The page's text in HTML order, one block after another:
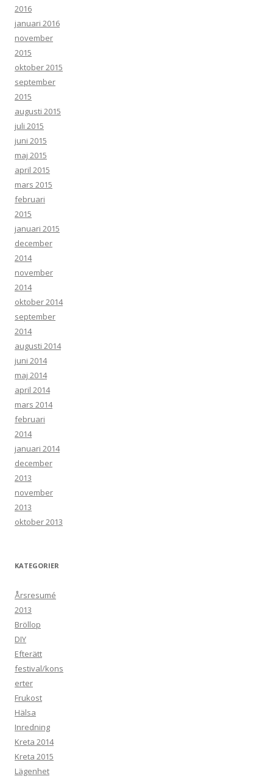
2016
januari 2016
november
2015
oktober 2015
september
2015
augusti 2015
juli 2015
juni 2015
maj 2015
april 2015
mars 2015
februari
2015
januari 2015
december
2014
november
2014
oktober 2014
september
2014
augusti 2014
juni 2014
maj 2014
april 2014
mars 2014
februari
2014
januari 2014
december
2013
november
2013
oktober 2013
KATEGORIER
Årsresumé
2013
Bröllop
DIY
Efterätt
festival/kons
erter
Frukost
Hälsa
Inredning
Kreta 2014
Kreta 2015
Lägenhet